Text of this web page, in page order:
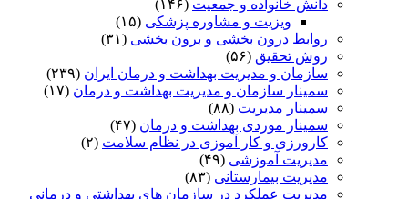
دانش خانواده و جمعیت (۱۴۶)
ویزیت و مشاوره پزشکی (۱۵)
روابط درون بخشی و برون بخشی (۳۱)
روش تحقیق (۵۶)
سازمان و مدیریت بهداشت و درمان ایران (۲۳۹)
سمینار سازمان و مدیریت بهداشت و درمان (۱۷)
سمینار مدیریت (۸۸)
سمینار موردی بهداشت و درمان (۴۷)
کارورزی و کار آموزی در نظام سلامت (۲)
مدیریت آموزشی (۴۹)
مدیریت بیمارستانی (۸۳)
مدیریت عملکرد در سازمان های بهداشتی و درمانی